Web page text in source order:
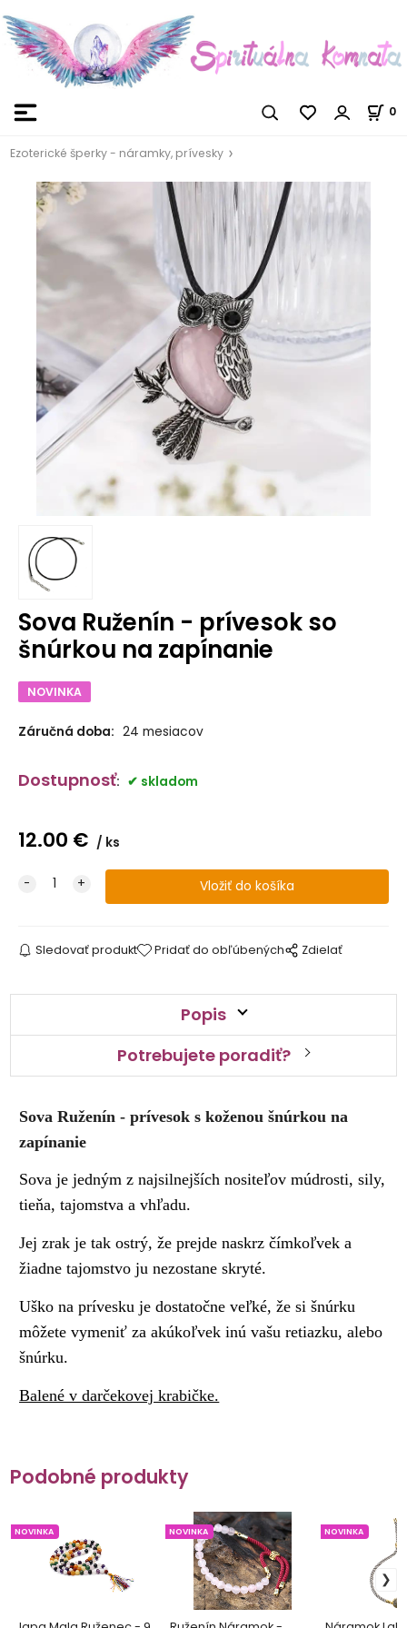
0
Ezoterické šperky - náramky, prívesky
Sova Ruženín - prívesok so
šnúrkou na zapínanie
NOVINKA
Záručná doba: 24 mesiacov
Dostupnosť: skladom
12.00 € ks
Sledovať produkt Pridať do obľúbených Zdielať
Popis
Potrebujete poradiť?
Sova Ruženín - prívesok s koženou šnúrkou na
zapínanie
Sova je jedným z najsilnejších nositeľov múdrosti, sily,
tieňa, tajomstva a vhľadu.
Jej zrak je tak ostrý, že prejde naskrz čímkoľvek a
žiadne tajomstvo ju nezostane skryté.
Uško na prívesku je dostatočne veľké, že si šnúrku
môžete vymeniť za akúkoľvek inú vašu retiazku, alebo
šnúrku.
Balené v darčekovej krabičke.
Podobné produkty
NOVINKA NOVINKA NOVINKA